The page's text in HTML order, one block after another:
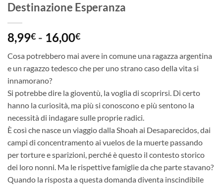
Destinazione Esperanza
8,99€ - 16,00€Fascia
prezzo:
da
a
16,00€
Cosa potrebbero mai avere in comune una ragazza argentina
e un ragazzo tedesco che per uno strano caso della vita si
innamorano?
Si potrebbe dire la gioventù, la voglia di scoprirsi. Di certo
hanno la curiosità, ma più si conoscono e più sentono la
necessità di indagare sulle proprie radici.
È così che nasce un viaggio dalla Shoah ai Desaparecidos, dai
campi di concentramento ai vuelos de la muerte passando
per torture e sparizioni, perché è questo il contesto storico
dei loro nonni. Ma le rispettive famiglie da che parte stavano?
Quando la risposta a questa domanda diventa inscindibile